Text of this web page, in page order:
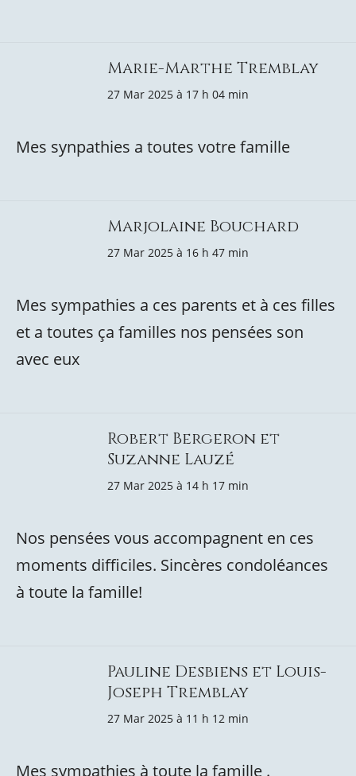
Marie-Marthe Tremblay
27 Mar 2025 à 17 h 04 min
Mes synpathies a toutes votre famille
Marjolaine Bouchard
27 Mar 2025 à 16 h 47 min
Mes sympathies a ces parents et à ces filles
et a toutes ça familles nos pensées son
avec eux
Robert Bergeron et
Suzanne Lauzé
27 Mar 2025 à 14 h 17 min
Nos pensées vous accompagnent en ces
moments difficiles. Sincères condoléances
à toute la famille!
Pauline Desbiens et Louis-
Joseph Tremblay
27 Mar 2025 à 11 h 12 min
Mes sympathies à toute la famille .